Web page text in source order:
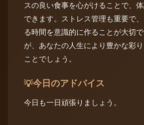
スの良い食事を心がけることで、
できます。ストレス管理も重要で
る時間を意識的に作ることが大切
が、あなたの人生により豊かな彩
ことでしょう。
💡今日のアドバイス
今日も一日頑張りましょう。